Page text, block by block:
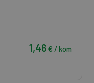
1,46 € / kom